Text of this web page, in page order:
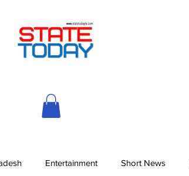
Entertainment Short News